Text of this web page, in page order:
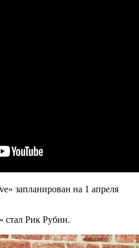
запланирован на 1 апреля
стал Рик Рубин.